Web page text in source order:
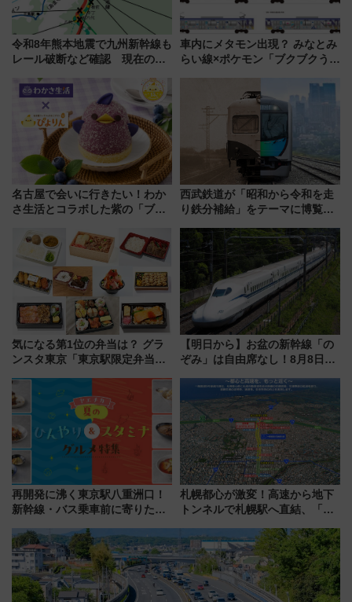
令和8年熊本地震で九州新幹線も
レール破断など確認 現在の運
車内にメタモン出現？ みなとみ
らい線×ポケモン「ブクブクうみ
行開始に！ この夏は直通列車で
横浜へ！
名古屋で会いに行きたい！わか
さ生活とコラボした紫の「ブル
西武鉄道が「昭和から令和を走
り鉄分補給」をテーマに博覧会
14日から 新車両「トキイロ」体
験ブースも アクセスや申込方法
を解説
気になる第1位の弁当は？ グラ
ンスタ東京「東京駅限定弁当
【明日から】お盆の新幹線「の
ぞみ」は自由席なし！8月8日午
せば空きが見つかることも 混
雑避ける「空席」探しのコツ
再開発に沸く東京駅八重洲口！
新幹線・バス乗車前に寄りたい
やり＆スタミナグルメ」6選【新
店舗も！】
札幌都心が激変！高速から地下
トンネルで札幌駅へ直結、「創
から本格着工、延長4.8km整備
事業の全貌